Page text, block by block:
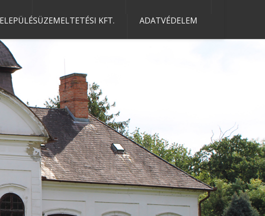
KFT. ADATVÉDELEM